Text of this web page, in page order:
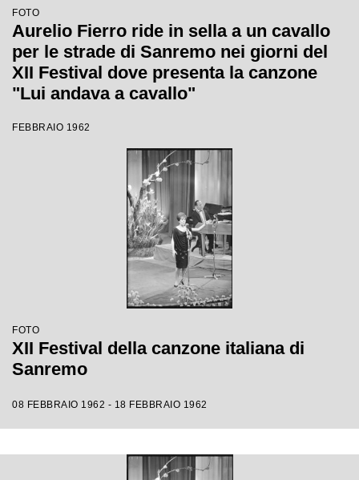
FOTO
Aurelio Fierro ride in sella a un cavallo
per le strade di Sanremo nei giorni del
XII Festival dove presenta la canzone
"Lui andava a cavallo"
FEBBRAIO 1962
FOTO
XII Festival della canzone italiana di
Sanremo
08 FEBBRAIO 1962 - 18 FEBBRAIO 1962